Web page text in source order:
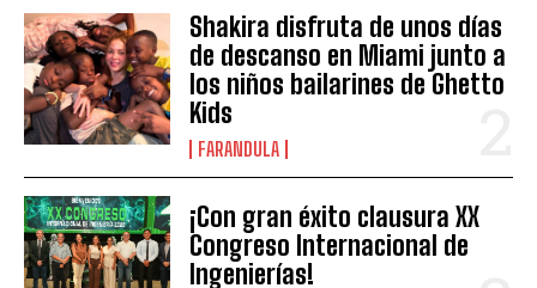
Shakira disfruta de unos días
de descanso en Miami junto a
los niños bailarines de Ghetto
Kids
FARANDULA
¡Con gran éxito clausura XX
Congreso Internacional de
Ingenierías!